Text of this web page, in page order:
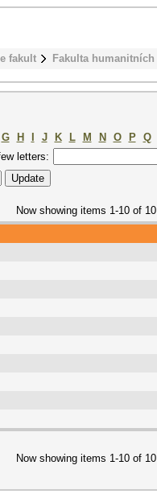
fakult Fakulta
G H J K L M N O P
Q
letters:
Now showing items 1-10 of 10
Now showing items 1-10 of 10